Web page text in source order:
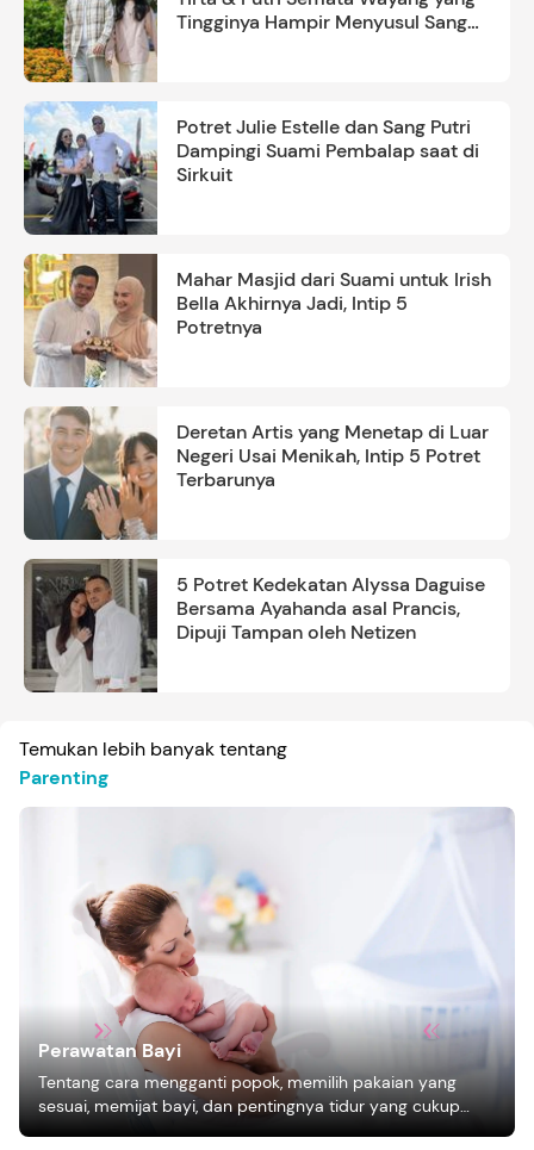
Tingginya Hampir Menyusul Sang
Potret Julie Estelle dan Sang Putri
Dampingi Suami Pembalap saat di
Sirkuit
Mahar Masjid dari Suami untuk Irish
Bella Akhirnya Jadi, Intip 5
Potretnya
Deretan Artis yang Menetap di Luar
Negeri Usai Menikah, Intip 5 Potret
Terbarunya
5 Potret Kedekatan Alyssa Daguise
Bersama Ayahanda asal Prancis,
Dipuji Tampan oleh Netizen
Temukan lebih banyak tentang
Parenting
Perawatan Bayi
Tentang cara mengganti popok, memilih pakaian yang
sesuai, memijat bayi, dan pentingnya tidur yang cukup
bagi pertumbuhan bayi.